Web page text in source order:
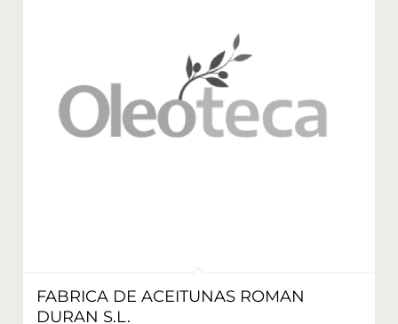
FABRICA DE ACEITUNAS ROMAN
DURAN S.L.